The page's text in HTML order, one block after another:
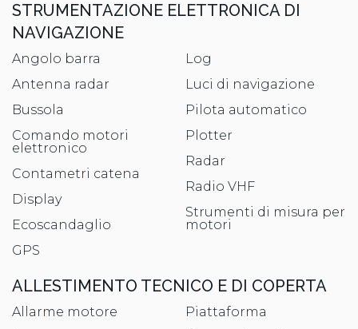
STRUMENTAZIONE ELETTRONICA DI
NAVIGAZIONE
Angolo barra
Antenna radar
Bussola
Comando motori
elettronico
Contametri catena
Display
Ecoscandaglio
GPS
Log
Luci di navigazione
Pilota automatico
Plotter
Radar
Radio VHF
Strumenti di misura per
motori
ALLESTIMENTO TECNICO E DI COPERTA
Allarme motore
Piattaforma